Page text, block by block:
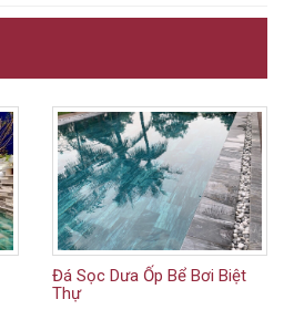
Đá Sọc Dưa Ốp Bể Bơi Biệt
Thự